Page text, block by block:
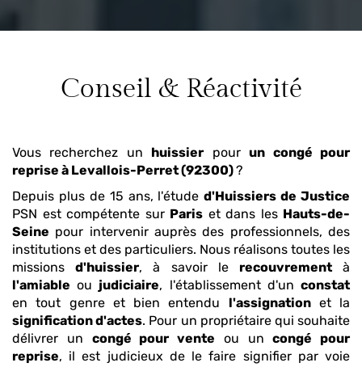
Conseil & Réactivité
Vous recherchez un huissier pourun congé pour
reprise à Levallois-Perret (92300)?
Depuis plus de 15 ans, l'étuded'Huissiers de Justice
PSN est compétente sur Paris et dans les Hauts-de-
Seine pour intervenir auprès des professionnels, des
institutions et des particuliers. Nous réalisons toutes les
missionsd'huissier, à savoir le recouvrementà
l'amiable ou judiciaire, l'établissement d'unconstat
en tout genre et bien entendu l'assignationet la
signification d'actes. Pour un propriétaire qui souhaite
délivrer un congé pour vente ou uncongé pour
reprise, il est judicieux de le faire signifier par voie